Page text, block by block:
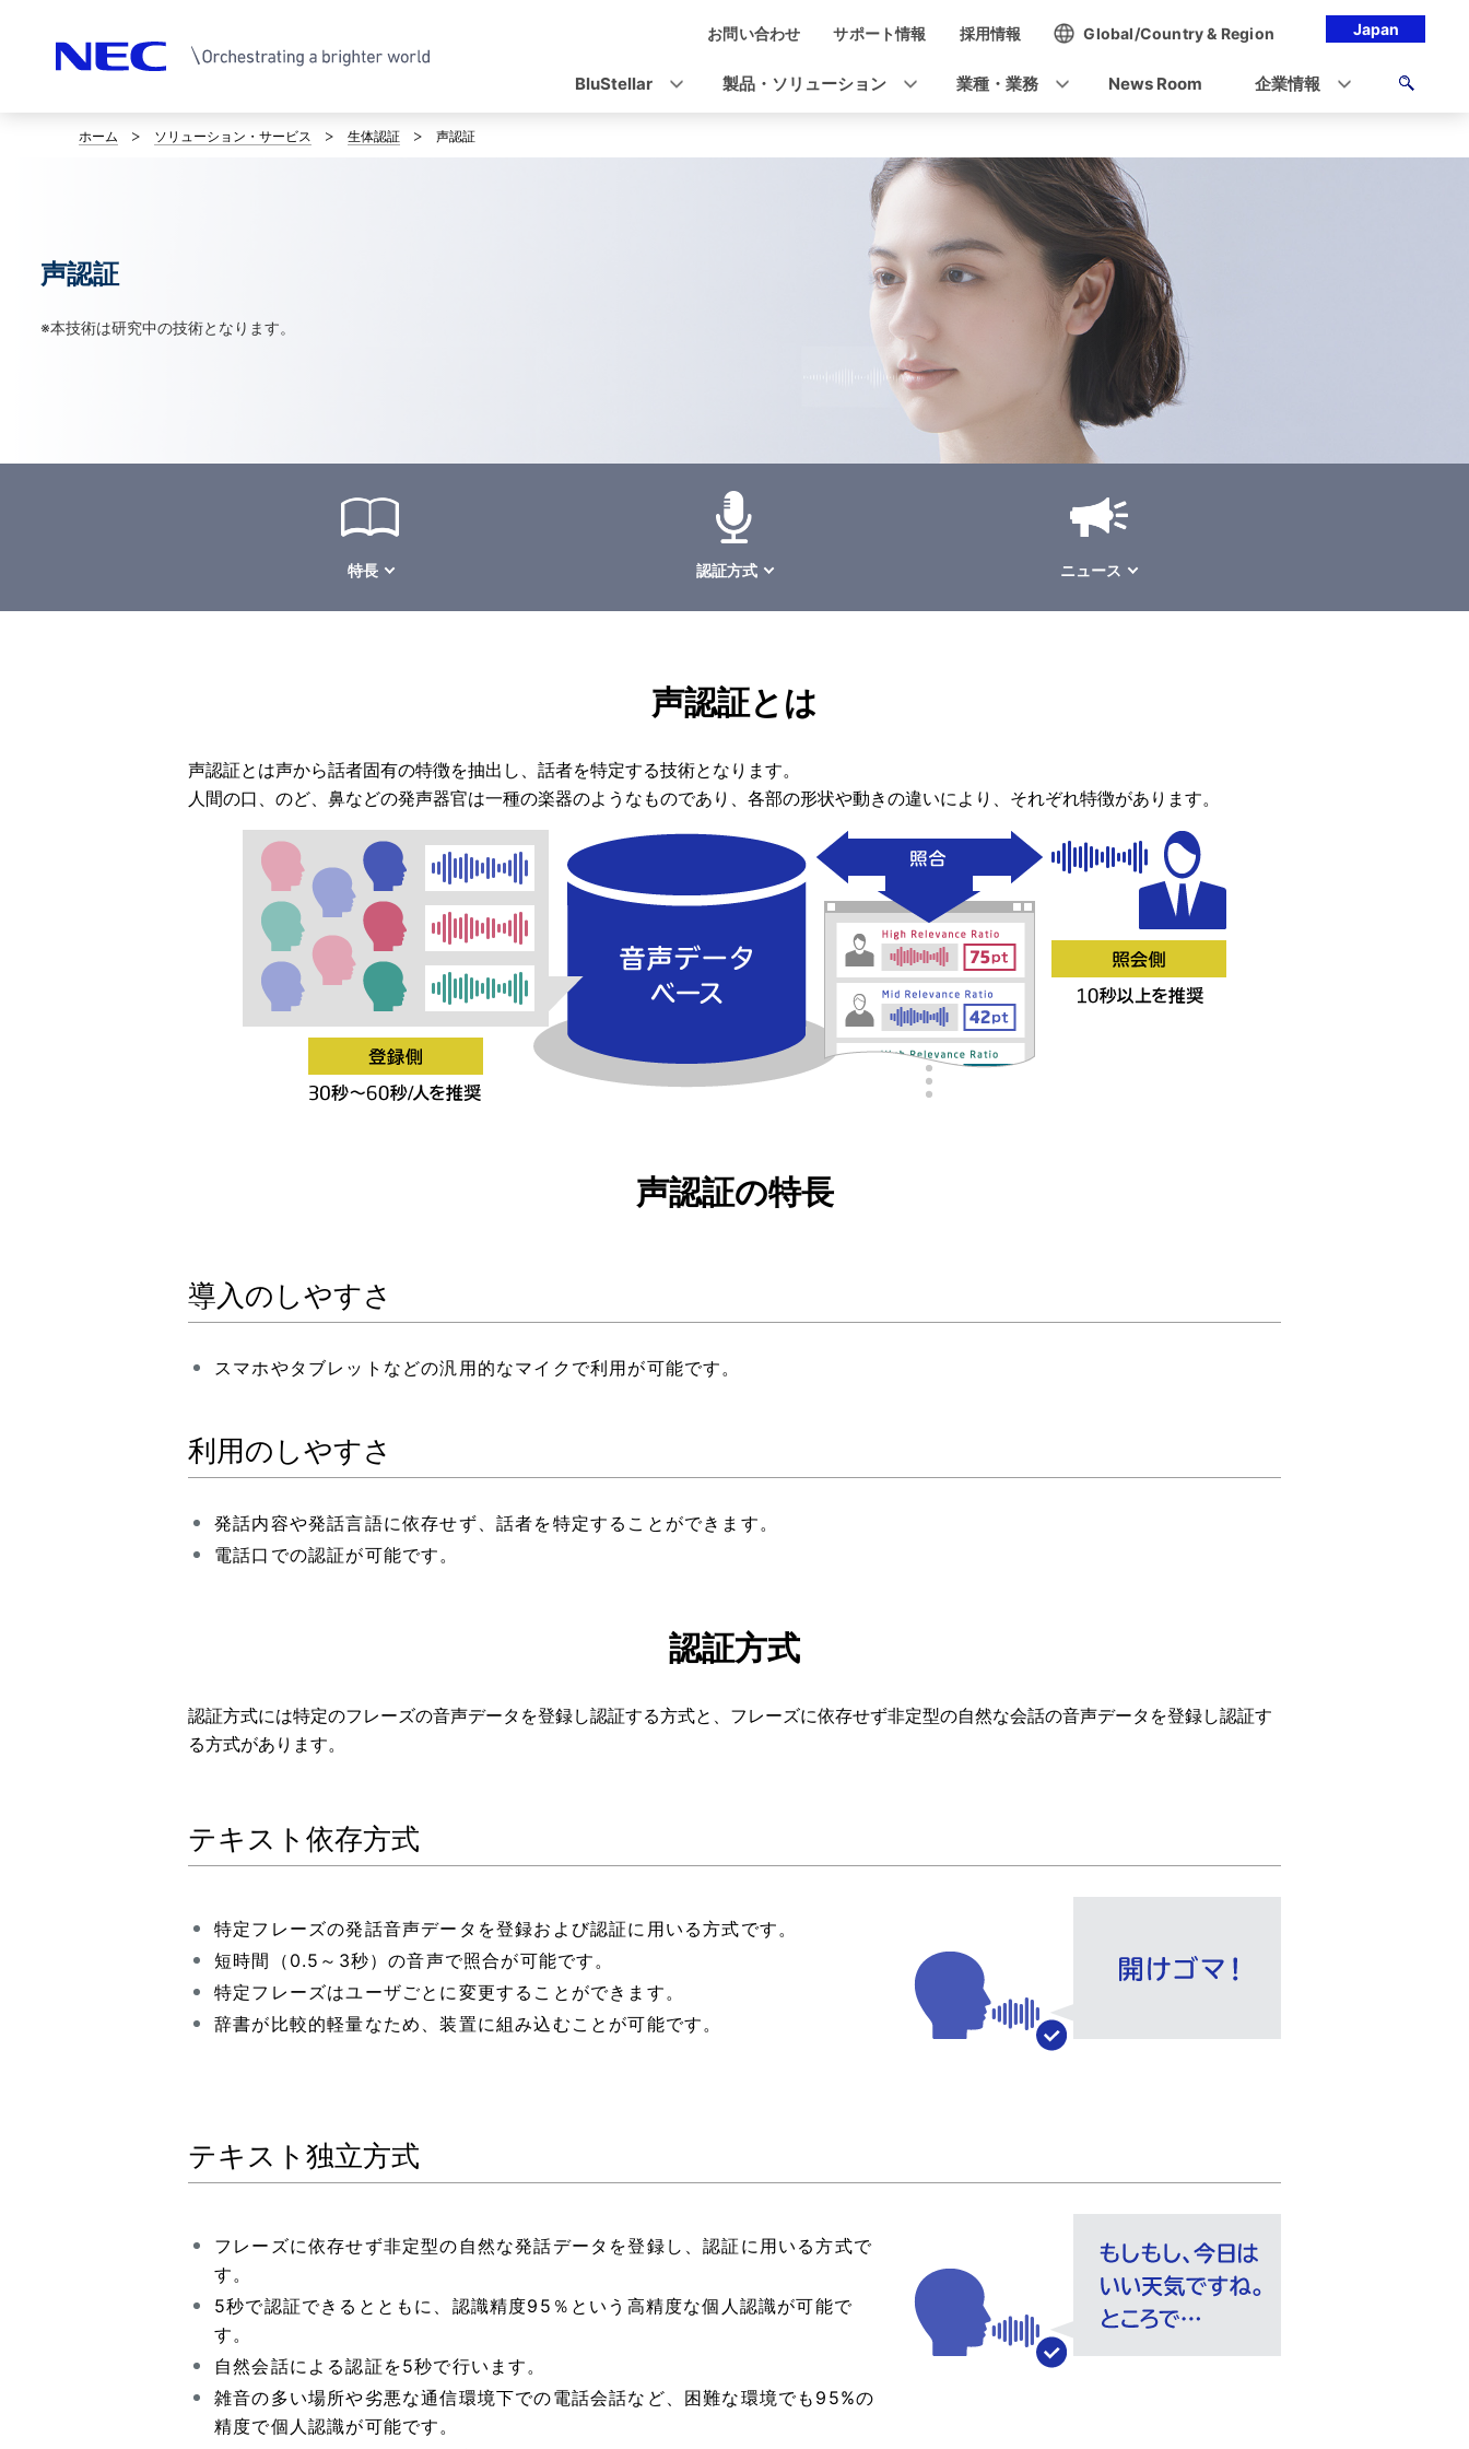
Japan
ゲ
ー
お問い合わせ サポート情報 採用情報 Global/Country & Region
BluStellar 製品・ソリューション 業種・業務 News Room 企業情報
サ
内
の
ホーム ソリューション・サービス 生体認証 声認証
声認証
※本技術は研究中の技術となります。
特長 認証方式 ニュース
声認証とは
声認証とは声から話者固有の特徴を抽出し、話者を特定する技術となります。
人間の口、のど、鼻などの発声器官は一種の楽器のようなものであり、各部の形状や動きの違いにより、それぞれ特徴があります。
声認証の特長
導入のしやすさ
スマホやタブレットなどの汎用的なマイクで利用が可能です。
利用のしやすさ
発話内容や発話言語に依存せず、話者を特定することができます。
電話口での認証が可能です。
認証方式
認証方式には特定のフレーズの音声データを登録し認証する方式と、フレーズに依存せず非定型の自然な会話の音声データを登録し認証す
る方式があります。
テキスト依存方式
特定フレーズの発話音声データを登録および認証に用いる方式です。
短時間（0.5～3秒）の音声で照合が可能です。
特定フレーズはユーザごとに変更することができます。
辞書が比較的軽量なため、装置に組み込むことが可能です。
テキスト独立方式
フレーズに依存せず非定型の自然な発話データを登録し、認証に用いる方式で
す。
5秒で認証できるとともに、認識精度95％という高精度な個人認識が可能で
す。
自然会話による認証を5秒で行います。
雑音の多い場所や劣悪な通信環境下での電話会話など、困難な環境でも95%の
精度で個人認識が可能です。